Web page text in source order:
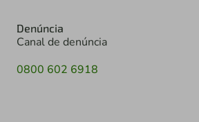
Denúncia
Canal de denúncia
0800 602 6918